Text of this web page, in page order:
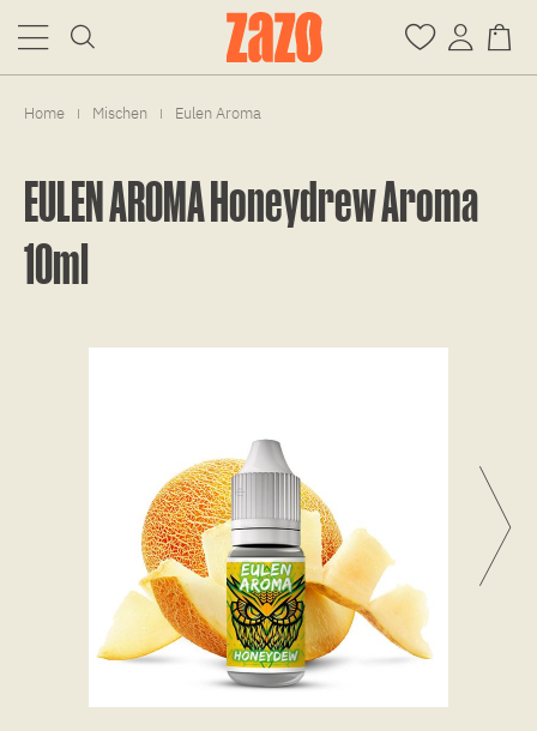
Home | Mischen | Eulen Aroma
EULEN AROMA Honeydrew Aroma
10ml